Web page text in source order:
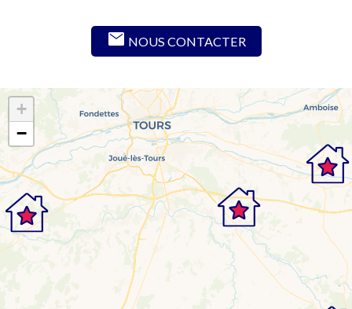
mail NOUS CONTACTER
+
−